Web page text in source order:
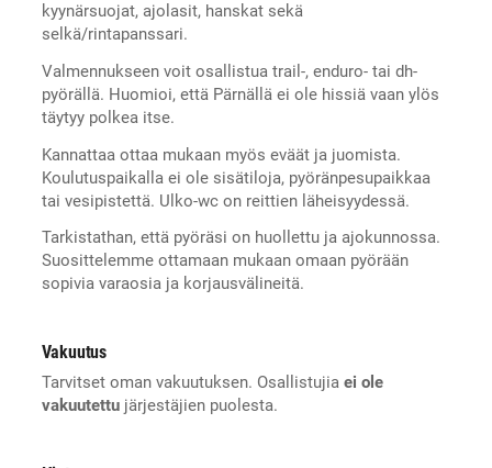
kyynärsuojat, ajolasit, hanskat sekä
selkä/rintapanssari.
Valmennukseen voit osallistua trail-, enduro- tai dh-
pyörällä. Huomioi, että Pärnällä ei ole hissiä vaan ylös
täytyy polkea itse.
Kannattaa ottaa mukaan myös eväät ja juomista.
Koulutuspaikalla ei ole sisätiloja, pyöränpesupaikkaa
tai vesipistettä. Ulko-wc on reittien läheisyydessä.
Tarkistathan, että pyöräsi on huollettu ja ajokunnossa.
Suosittelemme ottamaan mukaan omaan pyörään
sopivia varaosia ja korjausvälineitä.
Vakuutus
Tarvitset oman vakuutuksen. Osallistujia ei ole
vakuutettujärjestäjien puolesta.